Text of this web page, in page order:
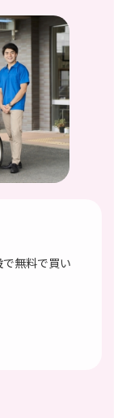
無料で買い